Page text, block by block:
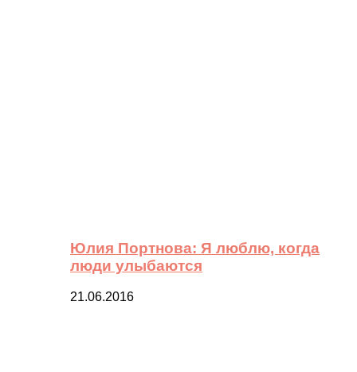
Юлия Портнова: Я люблю, когда
люди улыбаются
21.06.2016